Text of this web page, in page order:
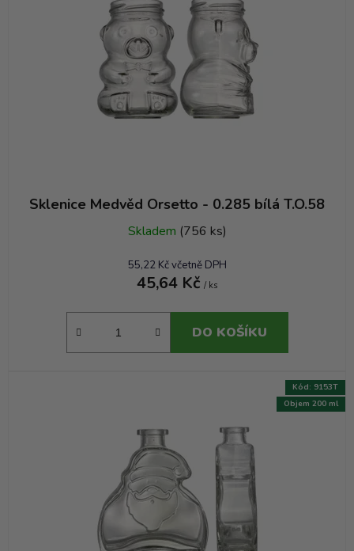
Sklenice Medvěd Orsetto - 0.285 bílá T.O.58
Skladem (756 ks)
55,22 Kč včetně DPH
45,64 Kč / ks
DO KOŠÍKU
Objem 200 ml
Kód: 9153T